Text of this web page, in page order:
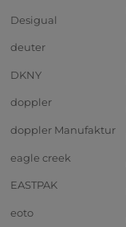
Desigual
deuter
DKNY
doppler
doppler Manufaktur
eagle creek
EASTPAK
eoto